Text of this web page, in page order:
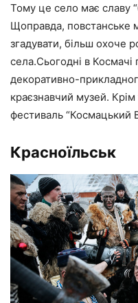
Тому це село має славу
Щоправда, повстанське
згадувати, більш охоче
села.Сьогодні в Космачі
декоративно-
краєзнавчий музей.
фестиваль “Космацький
Красноїльськ